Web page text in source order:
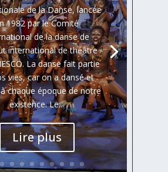
de la Danse, lancée
1982 par le Comité
de la danse de
international de théâtre
La danse fait partie
vies, car on a dansé et
chaque époque de notre
existence. Le...
Lire plus